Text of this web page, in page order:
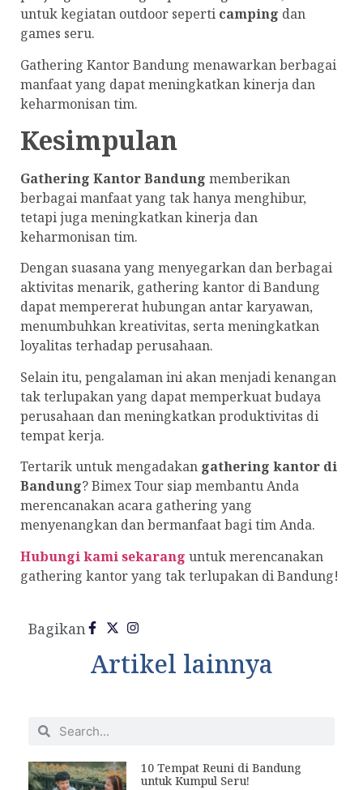
untuk kegiatan outdoor seperti camping dan
games seru.
Gathering Kantor Bandung menawarkan berbagai
manfaat yang dapat meningkatkan kinerja dan
keharmonisan tim.
Kesimpulan
Gathering Kantor Bandung memberikan
berbagai manfaat yang tak hanya menghibur,
tetapi juga meningkatkan kinerja dan
keharmonisan tim.
Dengan suasana yang menyegarkan dan berbagai
aktivitas menarik, gathering kantor di Bandung
dapat mempererat hubungan antar karyawan,
menumbuhkan kreativitas, serta meningkatkan
loyalitas terhadap perusahaan.
Selain itu, pengalaman ini akan menjadi kenangan
tak terlupakan yang dapat memperkuat budaya
perusahaan dan meningkatkan produktivitas di
tempat kerja.
Tertarik untuk mengadakan gathering kantor di
Bandung? Bimex Tour siap membantu Anda
merencanakan acara gathering yang
menyenangkan dan bermanfaat bagi tim Anda.
Hubungi kami sekarang untuk merencanakan
gathering kantor yang tak terlupakan di Bandung!
Bagikan
Artikel lainnya
10 Tempat Reuni di Bandung
untuk Kumpul Seru!